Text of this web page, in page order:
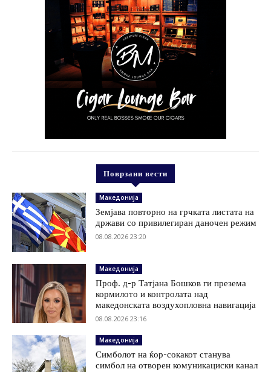
Поврзани вести
Македонија
Земјава повторно на грчката листата на
држави со привилегиран даночен режим
08.08.2026 23:20
Македонија
Проф. д-р Татјана Бошков ги презема
кормилото и контролата над
македонската воздухопловна навигација
08.08.2026 23:16
Македонија
Симболот на ќор-сокакот станува
симбол на отворен комуникациски канал